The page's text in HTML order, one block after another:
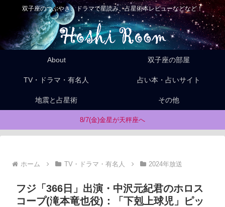
双子座のつぶやき、ドラマで星読み、占星術本レビューなどなど！
About 双子座の部屋
TV・ドラマ・有名人 占い本・占いサイト
地震と占星術 その他
8/7(金)金星が天秤座へ
ホーム TV・ドラマ・有名人 2024年放送
フジ「366日」出演・中沢元紀君のホロス
コープ(滝本竜也役)：「下剋上球児」ピッ